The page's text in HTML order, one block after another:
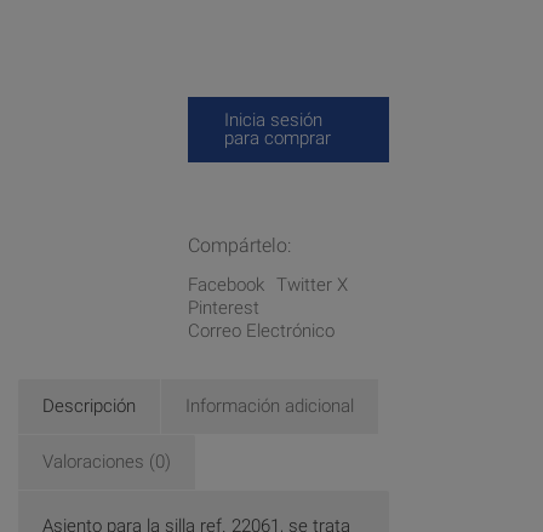
Inicia sesión
para comprar
Compártelo:
Facebook Twitter X
Pinterest
Correo Electrónico
Descripción Información adicional
Valoraciones (0)
Asiento para la silla ref. 22061, se trata